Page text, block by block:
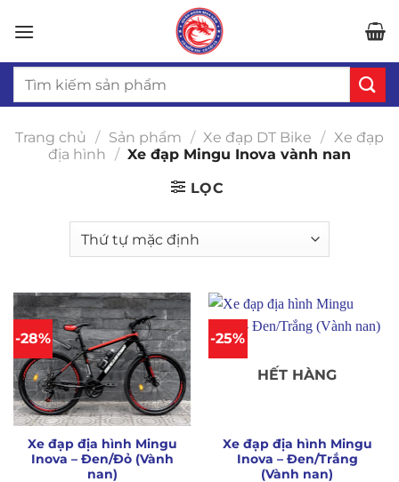
qua
dung
Tìm
Trang chủ / Sản phẩm / Xe đạp DT Bike / Xe đạp
địa hình / Xe đạp Mingu Inova vành nan
LỌC
-28%
Xe đạp địa hình Mingu
Inova – Đen/Đỏ (Vành
nan)
-25%
HẾT HÀNG
Xe đạp địa hình Mingu
Inova – Đen/Trắng
(Vành nan)